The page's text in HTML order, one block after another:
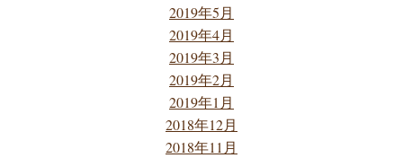
2019年5月
2019年4月
2019年3月
2019年2月
2019年1月
2018年12月
2018年11月